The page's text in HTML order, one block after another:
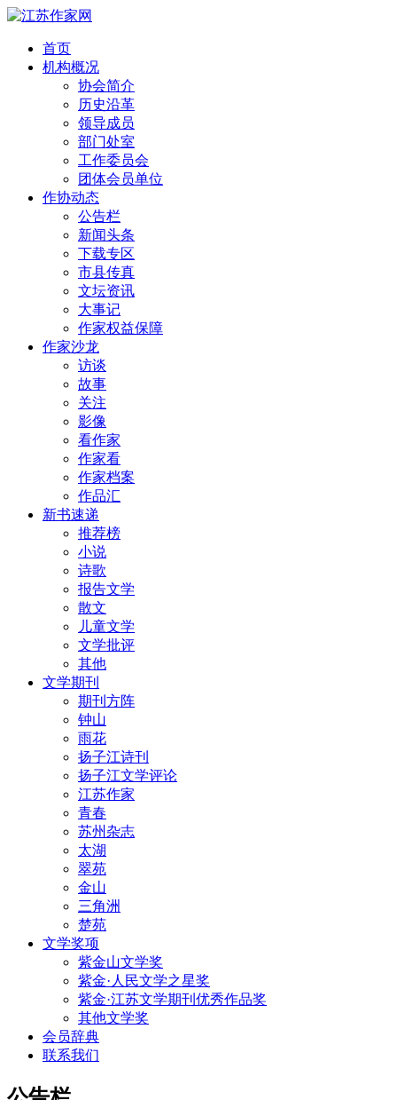
首页
机构概况
协会简介
历史沿革
领导成员
部门处室
工作委员会
团体会员单位
作协动态
公告栏
新闻头条
下载专区
市县传真
文坛资讯
大事记
作家权益保障
作家沙龙
访谈
故事
关注
影像
看作家
作家看
作家档案
作品汇
新书速递
推荐榜
小说
诗歌
报告文学
散文
儿童文学
文学批评
其他
文学期刊
期刊方阵
钟山
雨花
扬子江诗刊
扬子江文学评论
江苏作家
青春
苏州杂志
太湖
翠苑
金山
三角洲
楚苑
文学奖项
紫金山文学奖
紫金·人民文学之星奖
紫金·江苏文学期刊优秀作品奖
其他文学奖
会员辞典
联系我们